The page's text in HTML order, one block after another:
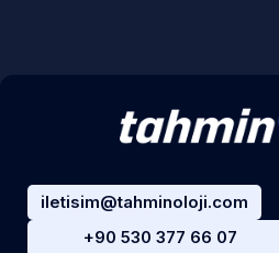
iletisim@tahminoloji.com
+90 530 377 66 07